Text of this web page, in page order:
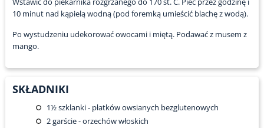
10 minut nad kąpielą wodną (pod foremką umieścić blachę z wodą).
Po wystudzeniu udekorować owocami i miętą. Podawać z musem z
mango.
SKŁADNIKI
1½szklanki - płatków owsianych bezglutenowych
2garście - orzechów włoskich